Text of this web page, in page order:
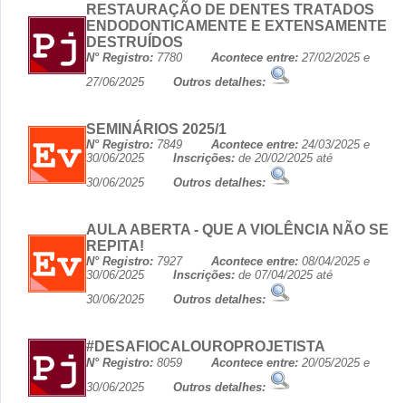
RESTAURAÇÃO DE DENTES TRATADOS
ENDODONTICAMENTE E EXTENSAMENTE
DESTRUÍDOS
N° Registro: 7780 Acontece entre: 27/02/2025 e
27/06/2025 Outros detalhes:
SEMINÁRIOS 2025/1
N° Registro: 7849 Acontece entre: 24/03/2025 e
30/06/2025 Inscrições: de 20/02/2025 até
30/06/2025 Outros detalhes:
AULA ABERTA - QUE A VIOLÊNCIA NÃO SE
REPITA!
N° Registro: 7927 Acontece entre: 08/04/2025 e
30/06/2025 Inscrições: de 07/04/2025 até
30/06/2025 Outros detalhes:
#DESAFIOCALOUROPROJETISTA
N° Registro: 8059 Acontece entre: 20/05/2025 e
30/06/2025 Outros detalhes: